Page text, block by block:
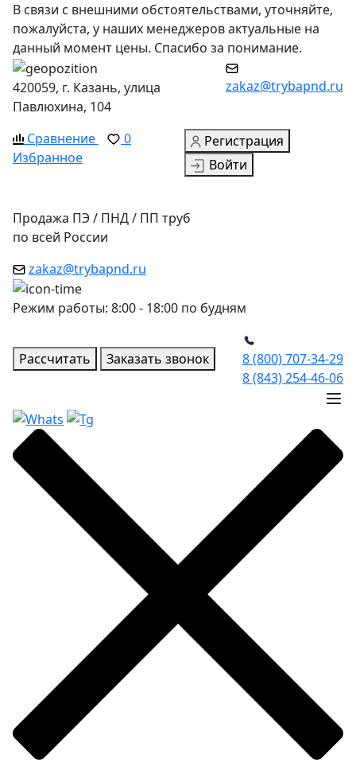
В связи с внешними обстоятельствами, уточняйте,
пожалуйста, у наших менеджеров актуальные на
данный момент цены. Спасибо за понимание.
420059, г. Казань, улица
Павлюхина, 104
zakaz@trybapnd.ru
Сравнение
0
Избранное
Регистрация
Войти
Продажа ПЭ / ПНД / ПП труб
по всей России
zakaz@trybapnd.ru
Режим работы: 8:00 - 18:00 по будням
Рассчитать Заказать звонок
8 (800) 707-34-29
8 (843) 254-46-06